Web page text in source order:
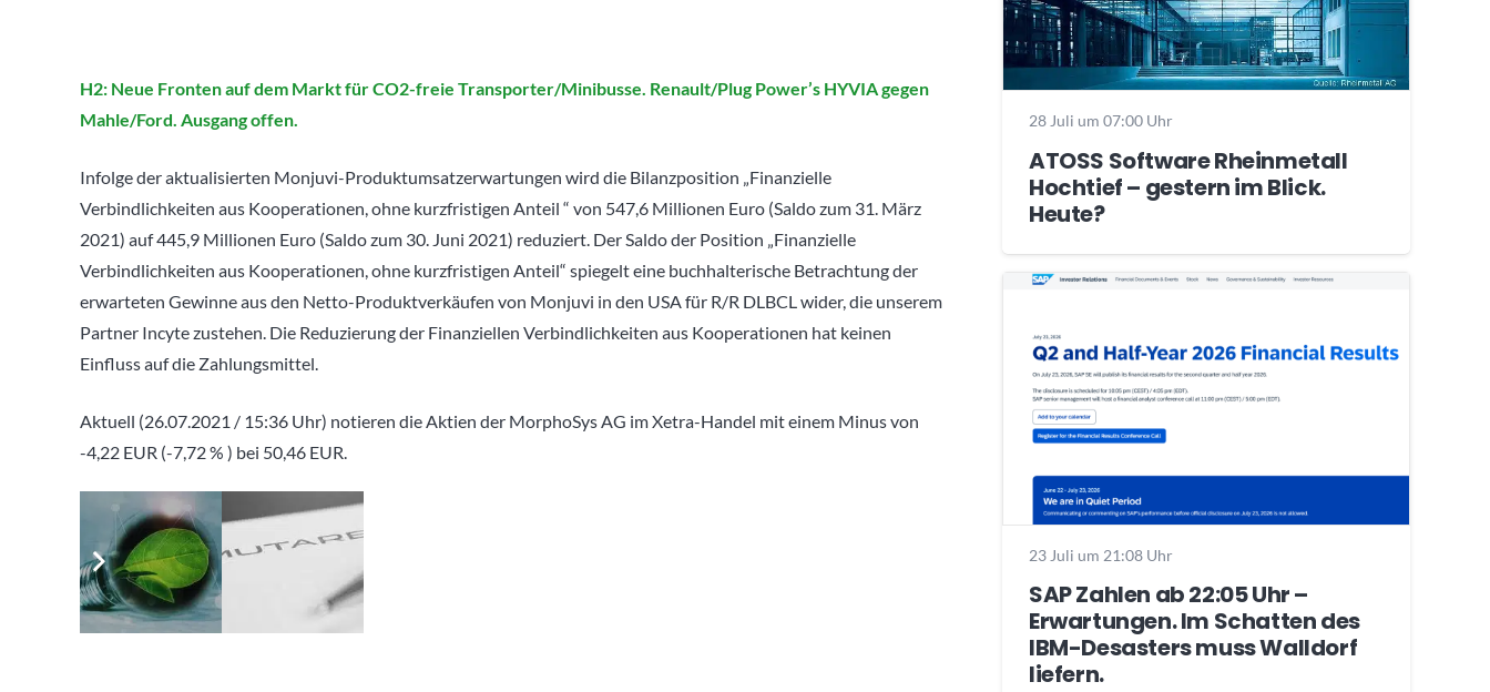
H2: Neue Fronten auf dem Markt für CO2-freie Transporter/Minibusse. Renault/Plug Power’s HYVIA gegen
Mahle/Ford. Ausgang offen.
Infolge der aktualisierten Monjuvi-Produktumsatzerwartungen wird die Bilanzposition „Finanzielle
Verbindlichkeiten aus Kooperationen, ohne kurzfristigen Anteil “ von 547,6 Millionen Euro (Saldo zum 31. März
2021) auf 445,9 Millionen Euro (Saldo zum 30. Juni 2021) reduziert. Der Saldo der Position „Finanzielle
Verbindlichkeiten aus Kooperationen, ohne kurzfristigen Anteil“ spiegelt eine buchhalterische Betrachtung der
erwarteten Gewinne aus den Netto-Produktverkäufen von Monjuvi in den USA für R/R DLBCL wider, die unserem
Partner Incyte zustehen. Die Reduzierung der Finanziellen Verbindlichkeiten aus Kooperationen hat keinen
Einfluss auf die Zahlungsmittel.
Aktuell (26.07.2021 / 15:36 Uhr) notieren die Aktien der MorphoSys AG im Xetra-Handel mit einem Minus von
-4,22 EUR (-7,72 % ) bei 50,46 EUR.
28 Juli um 07:00 Uhr
ATOSS Software Rheinmetall
Hochtief – gestern im Blick.
Heute?
23 Juli um 21:08 Uhr
SAP Zahlen ab 22:05 Uhr –
Erwartungen. Im Schatten des
IBM-Desasters muss Walldorf
liefern.